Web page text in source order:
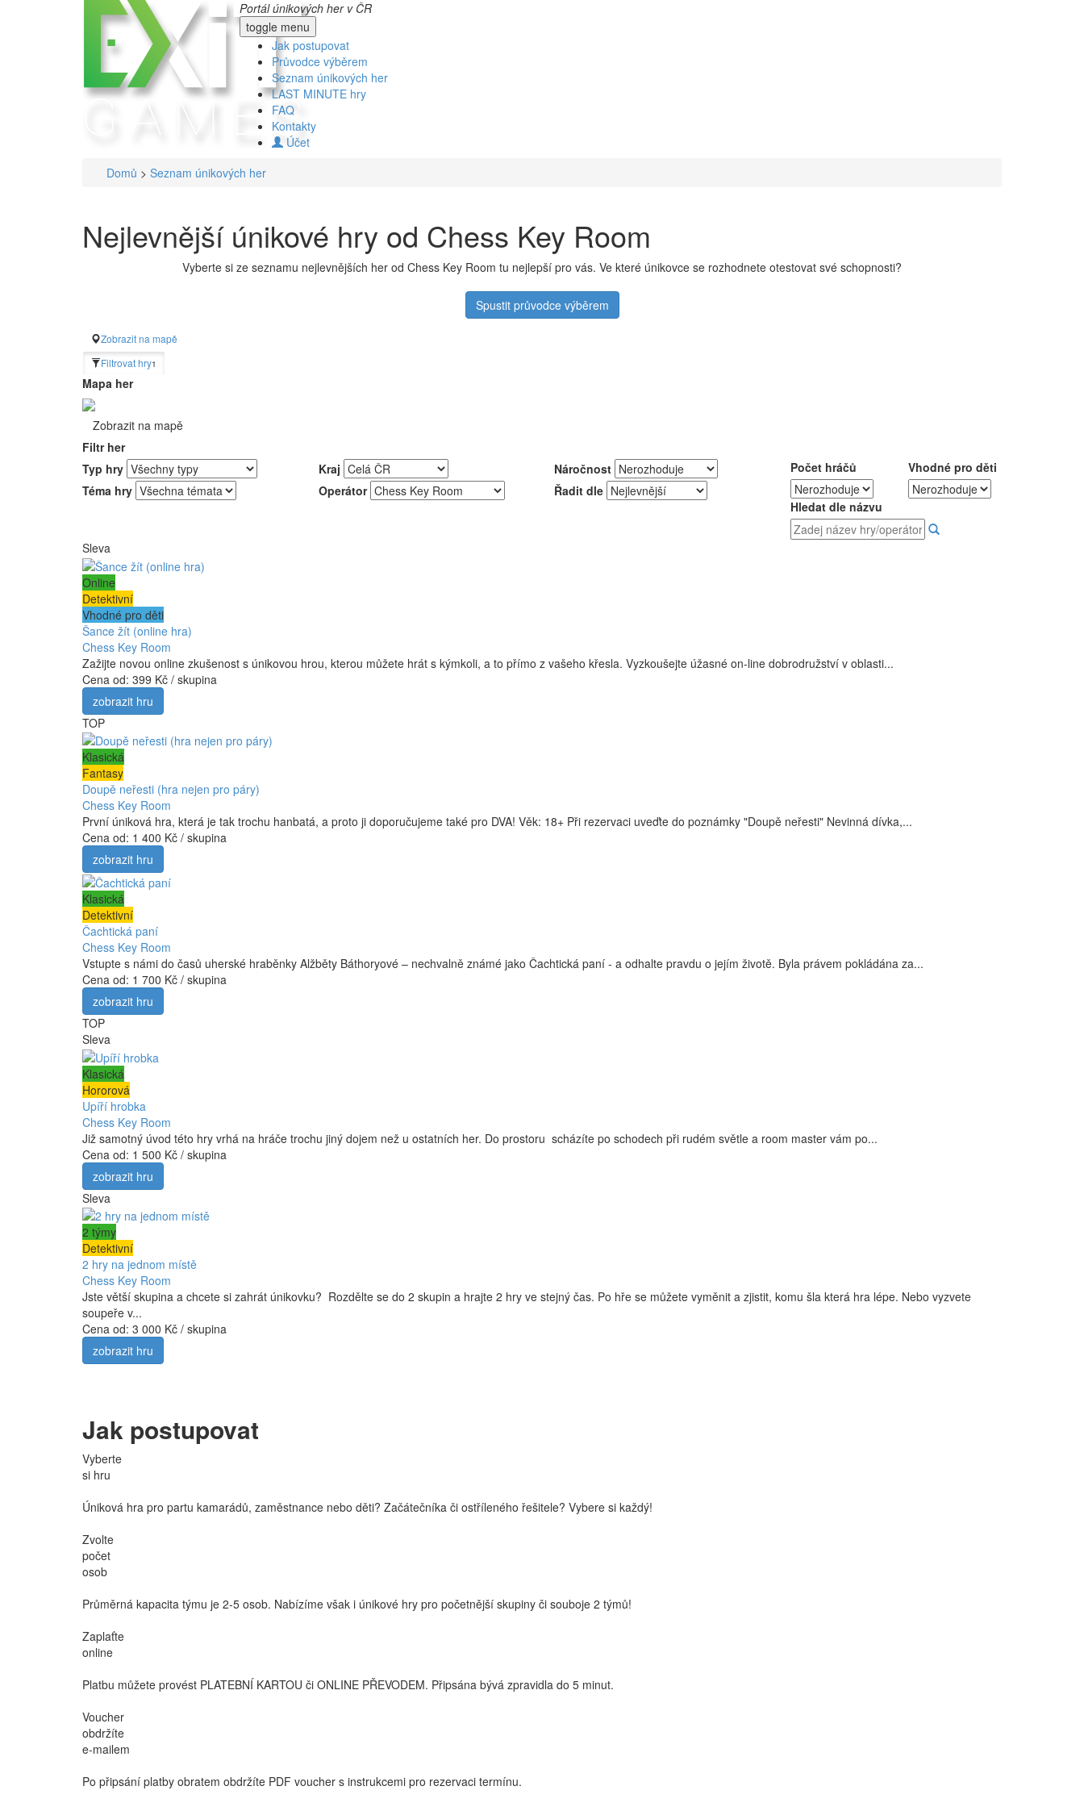
Portál únikových her v ČR
toggle menu
Jak postupovat
Průvodce výběrem
Seznam únikových her
LAST MINUTE hry
FAQ
Kontakty
Účet
Domů > Seznam únikových her
Nejlevnější únikové hry od Chess Key Room
Vyberte si ze seznamu nejlevnějších her od Chess Key Room tu nejlepší pro vás. Ve které únikovce se rozhodnete otestovat své schopnosti?
Spustit průvodce výběrem
Zobrazit na mapě
Filtrovat hry1
Mapa her
Zobrazit na mapě
Filtr her
Typ hry
Téma hry
Kraj
Operátor
Náročnost
Řadit dle
Počet hráčů Vhodné pro děti
Hledat dle názvu
Sleva
Online
Detektivní
Vhodné pro děti
Šance žít (online hra)
Chess Key Room
Zažijte novou online zkušenost s únikovou hrou, kterou můžete hrát s kýmkoli, a to přímo z vašeho křesla. Vyzkoušejte úžasné on-line dobrodružství v oblasti...
Cena od: 399 Kč / skupina
zobrazit hru
TOP
Klasická
Fantasy
Doupě neřesti (hra nejen pro páry)
Chess Key Room
První úniková hra, která je tak trochu hanbatá, a proto ji doporučujeme také pro DVA! Věk: 18+ Při rezervaci uveďte do poznámky "Doupě neřesti" Nevinná dívka,...
Cena od: 1 400 Kč / skupina
zobrazit hru
Klasická
Detektivní
Čachtická paní
Chess Key Room
Vstupte s námi do časů uherské hraběnky Alžběty Báthoryové – nechvalně známé jako Čachtická paní - a odhalte pravdu o jejím životě. Byla právem pokládána za...
Cena od: 1 700 Kč / skupina
zobrazit hru
TOP
Sleva
Klasická
Hororová
Upíří hrobka
Chess Key Room
Již samotný úvod této hry vrhá na hráče trochu jiný dojem než u ostatních her. Do prostoru scházíte po schodech při rudém světle a room master vám po...
Cena od: 1 500 Kč / skupina
zobrazit hru
Sleva
2 týmy
Detektivní
2 hry na jednom místě
Chess Key Room
Jste větší skupina a chcete si zahrát únikovku? Rozdělte se do 2 skupin a hrajte 2 hry ve stejný čas. Po hře se můžete vyměnit a zjistit, komu šla která hra lépe. Nebo vyzvete
soupeře v...
Cena od: 3 000 Kč / skupina
zobrazit hru
Jak postupovat
Vyberte
si hru
Úniková hra pro partu kamarádů, zaměstnance nebo děti? Začátečníka či ostříleného řešitele? Vybere si každý!
Zvolte
počet
osob
Průměrná kapacita týmu je 2-5 osob. Nabízíme však i únikové hry pro početnější skupiny či souboje 2 týmů!
Zaplaťte
online
Platbu můžete provést PLATEBNÍ KARTOU či ONLINE PŘEVODEM. Připsána bývá zpravidla do 5 minut.
Voucher
obdržíte
e-mailem
Po připsání platby obratem obdržíte PDF voucher s instrukcemi pro rezervaci termínu.